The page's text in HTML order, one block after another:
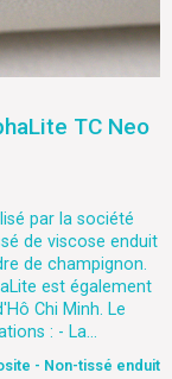
TC Neo
par la société
de viscose enduit
de champignon.
est également
Chi Minh. Le
: - La...
- Non-tissé enduit